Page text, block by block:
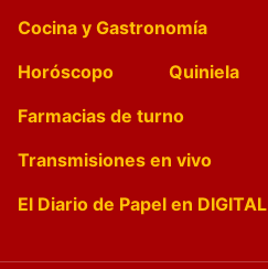
Cocina y Gastronomía
Horóscopo
Quiniela
Farmacias de turno
Transmisiones en vivo
El Diario de Papel en DIGITAL